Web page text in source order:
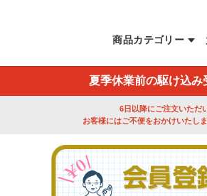
商品カテゴリー
夏季休業前の駆け込み
6日以降にご注文いただ
お客様にはご不便をおかけいたし